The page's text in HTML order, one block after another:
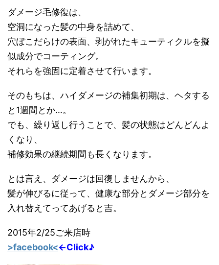
ダメージ毛修復は、
空洞になった髪の中身を詰めて、
穴ぼこだらけの表面、剥がれたキューティクルを擬
似成分でコーティング。
それらを強固に定着させて行います。
そのもちは、ハイダメージの補集初期は、ヘタする
と1週間とか…。
でも、繰り返し行うことで、髪の状態はどんどんよ
くなり、
補修効果の継続期間も長くなります。
とは言え、ダメージは回復しませんから、
髪が伸びるに従って、健康な部分とダメージ部分を
入れ替えてってあげると吉。
2015年2/25ご来店時
>facebook<←Click♪